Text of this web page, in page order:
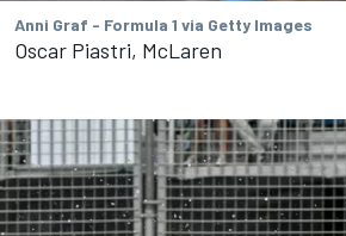
Anni Graf - Formula 1 via Getty Images
Oscar Piastri, McLaren